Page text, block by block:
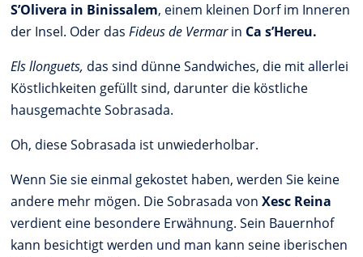
S’Olivera in Binissalem, einem kleinen Dorf im Inneren
der Insel. Oder dasFideus de Vermarin Ca s’Hereu.
Els llonguets, das sind dünne Sandwiches, die mit allerlei
Köstlichkeiten gefüllt sind, darunter die köstliche
hausgemachte Sobrasada.
Oh, diese Sobrasada ist unwiederholbar.
Wenn Sie sie einmal gekostet haben, werden Sie keine
andere mehr mögen. Die Sobrasada vonXesc Reina
verdient eine besondere Erwähnung. Sein Bauernhof
kann besichtigt werden und man kann seine iberischen